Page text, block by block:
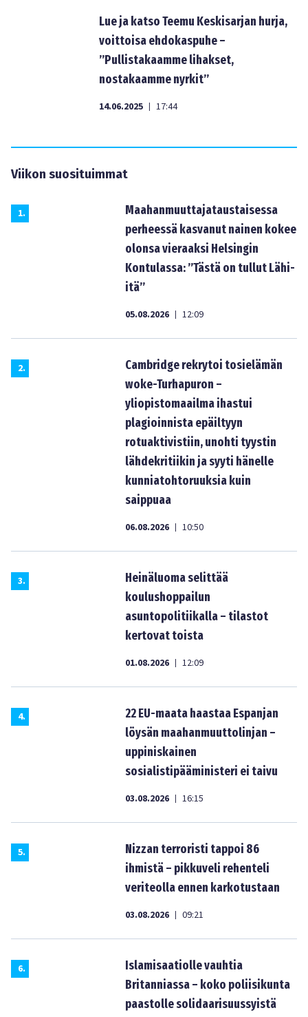
Lue ja katso Teemu Keskisarjan hurja,
voittoisa ehdokaspuhe –
”Pullistakaamme lihakset,
nostakaamme nyrkit”
14.06.2025 | 17:44
Viikon suosituimmat
1.
Maahanmuuttajataustaisessa
perheessä kasvanut nainen kokee
olonsa vieraaksi Helsingin
Kontulassa: ”Tästä on tullut Lähi-
itä”
05.08.2026 | 12:09
2.
Cambridge rekrytoi tosielämän
woke-Turhapuron –
yliopistomaailma ihastui
plagioinnista epäiltyyn
rotuaktivistiin, unohti tyystin
lähdekritiikin ja syyti hänelle
kunniatohtoruuksia kuin
saippuaa
06.08.2026 | 10:50
3.
Heinäluoma selittää
koulushoppailun
asuntopolitiikalla – tilastot
kertovat toista
01.08.2026 | 12:09
4.
22 EU-maata haastaa Espanjan
löysän maahanmuuttolinjan –
uppiniskainen
sosialistipääministeri ei taivu
03.08.2026 | 16:15
5.
Nizzan terroristi tappoi 86
ihmistä – pikkuveli rehenteli
veriteolla ennen karkotustaan
03.08.2026 | 09:21
6.
Islamisaatiolle vauhtia
Britanniassa – koko poliisikunta
paastolle solidaarisuussyistä